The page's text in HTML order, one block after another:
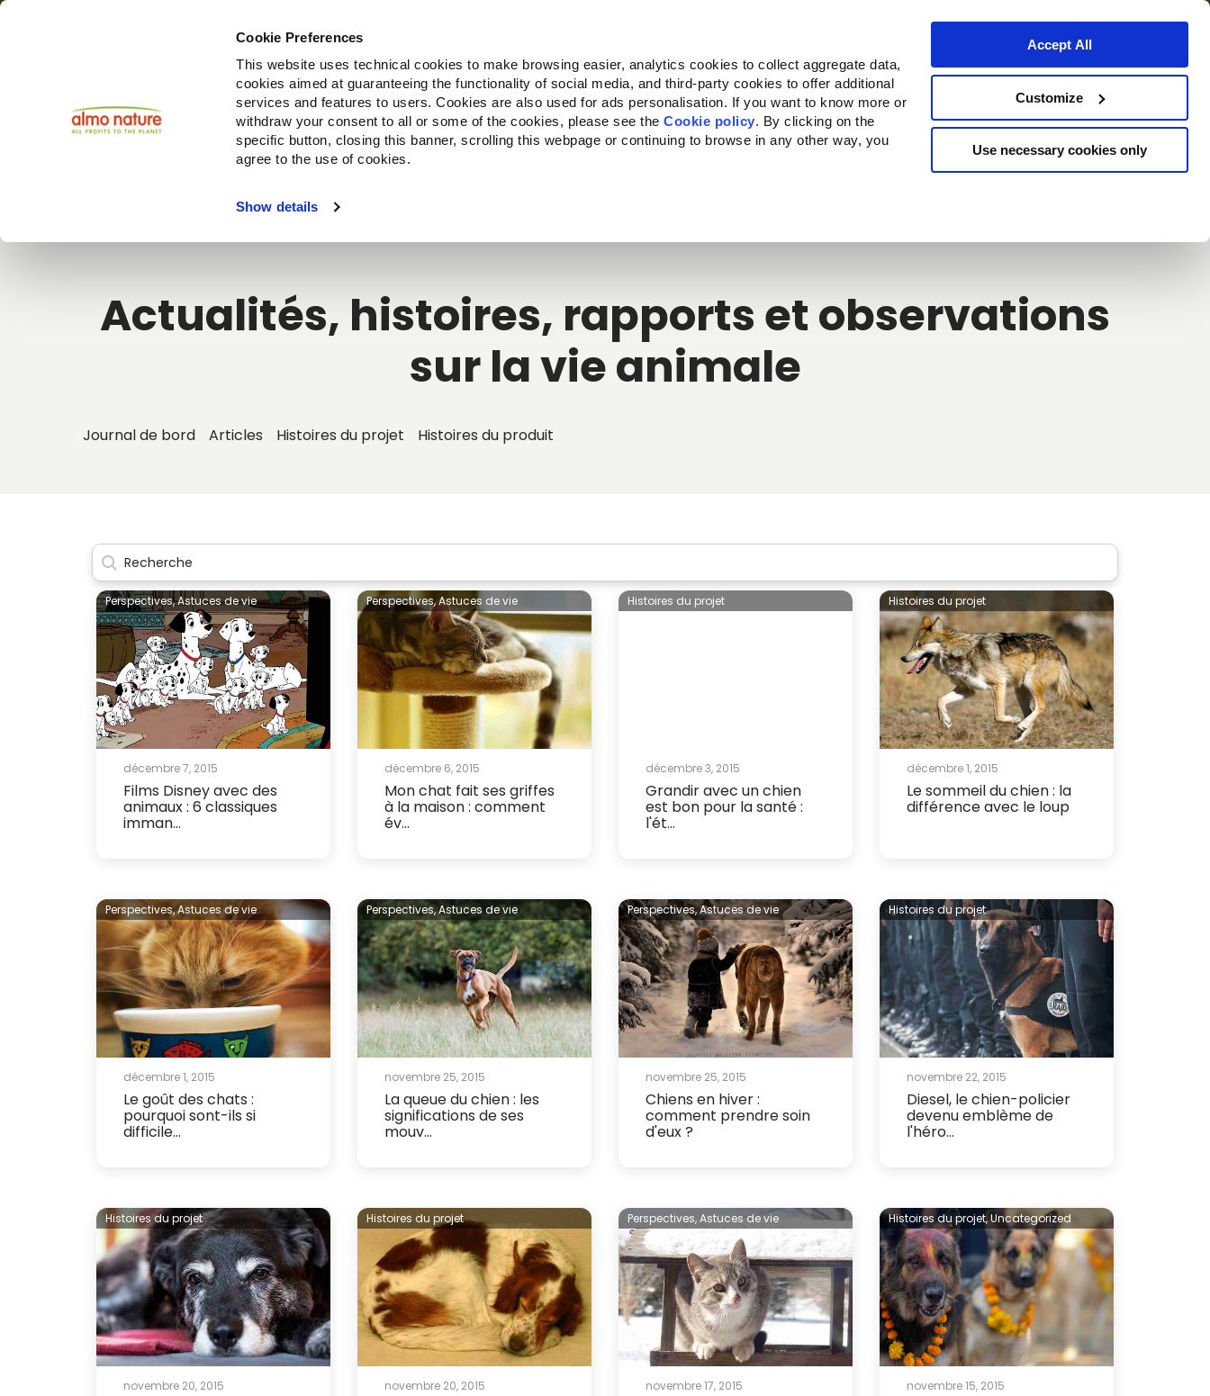
Cookie Preferences
This website uses technical cookies to make browsing easier, analytics cookies to collect aggregate data,
cookies aimed at guaranteeing the functionality of social media, and third-party cookies to offer additional
services and features to users. Cookies are also used for ads personalisation. If you want to know more or
withdraw your consent to all or some of the cookies, please see theCookie policy. By clicking on the
specific button, closing this banner, scrolling this webpage or continuing to browse in any other way, you
agree to the use of cookies.
Show details
Accept All
Customize
Use necessary cookies only
Products Companion for Life Call for Projects About us Where to buy
Choose another country or region to see content specific to your location.
Actualités, histoires, rapports et observations
sur la vie animale
Journal de bord Articles Histoires du projet Histoires du produit
Perspectives,Astuces de vie
décembre 7, 2015
Films Disney avec des
animaux : 6 classiques
imman...
Perspectives,Astuces de vie
décembre 6, 2015
Mon chat fait ses griffes
à la maison : comment
év...
Histoires du projet
décembre 3, 2015
Grandir avec un chien
est bon pour la santé :
l'ét...
Histoires du projet
décembre 1, 2015
Le sommeil du chien : la
différence avec le loup
Perspectives,Astuces de vie
décembre 1, 2015
Le goût des chats :
pourquoi sont-ils si
difficile...
Perspectives,Astuces de vie
novembre 25, 2015
La queue du chien : les
significations de ses
mouv...
Perspectives,Astuces de vie
novembre 25, 2015
Chiens en hiver :
comment prendre soin
d'eux ?
Histoires du projet
novembre 22, 2015
Diesel, le chien-policier
devenu emblème de
l'héro...
Histoires du projet
novembre 20, 2015
Histoires du projet
novembre 20, 2015
Perspectives,Astuces de vie
novembre 17, 2015
Histoires du projet,Uncategorized
novembre 15, 2015